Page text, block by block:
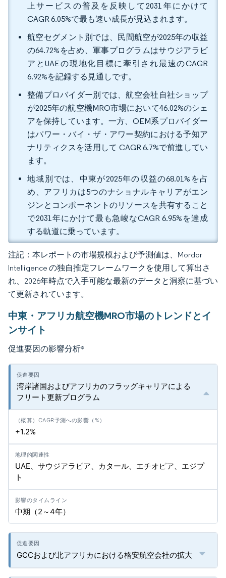
上サービスの普及を反映して2031年にかけて
CAGR 6.05%で最も速い成長が見込まれます。
航空セグメント別では、民間航空が2025年の収益
の64.72%を占め、軍事プログラムはサウジアラビ
アとUAEの現地化目標に牽引され最速のCAGR
6.92%を記録する見通しです。
整備プロバイダー別では、航空会社自社ショップ
が2025年の航空機MRO市場において46.02%のシェ
アを保持しています。一方、OEM系プロバイダー
はパワー・バイ・ザ・アワー契約における予知ア
ナリティクスを活用して CAGR 6.7%で前進してい
ます。
地域別では、中東が2025年の収益の68.01%を占
め、アフリカは5つのナショナルキャリアがエン
ジンとコンポーネントのリソースを共有すること
で2031年にかけて最も急峻なCAGR 6.95%を達成
する軌道に乗っています。
注記：本レポートの市場規模および予測値は、Mordor
Intelligence の独自推定フレームワークを使用して算出さ
れ、2026年時点で入手可能な最新のデータと洞察に基づい
て更新されています。
中東・アフリカ航空機MRO市場のトレンドとイ
ンサイト
促進要因の影響分析*
湾岸諸国およびアフリカのフラッグキャリアによる
フリート更新プログラム
+1.2%
UAE、サウジアラビア、カタール、エチオピア、エジプ
ト
中期（2～4年）
GCCおよび北アフリカにおける格安航空会社の拡大